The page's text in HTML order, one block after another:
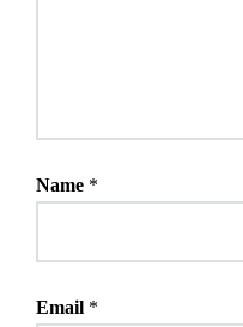
Name *
Email *